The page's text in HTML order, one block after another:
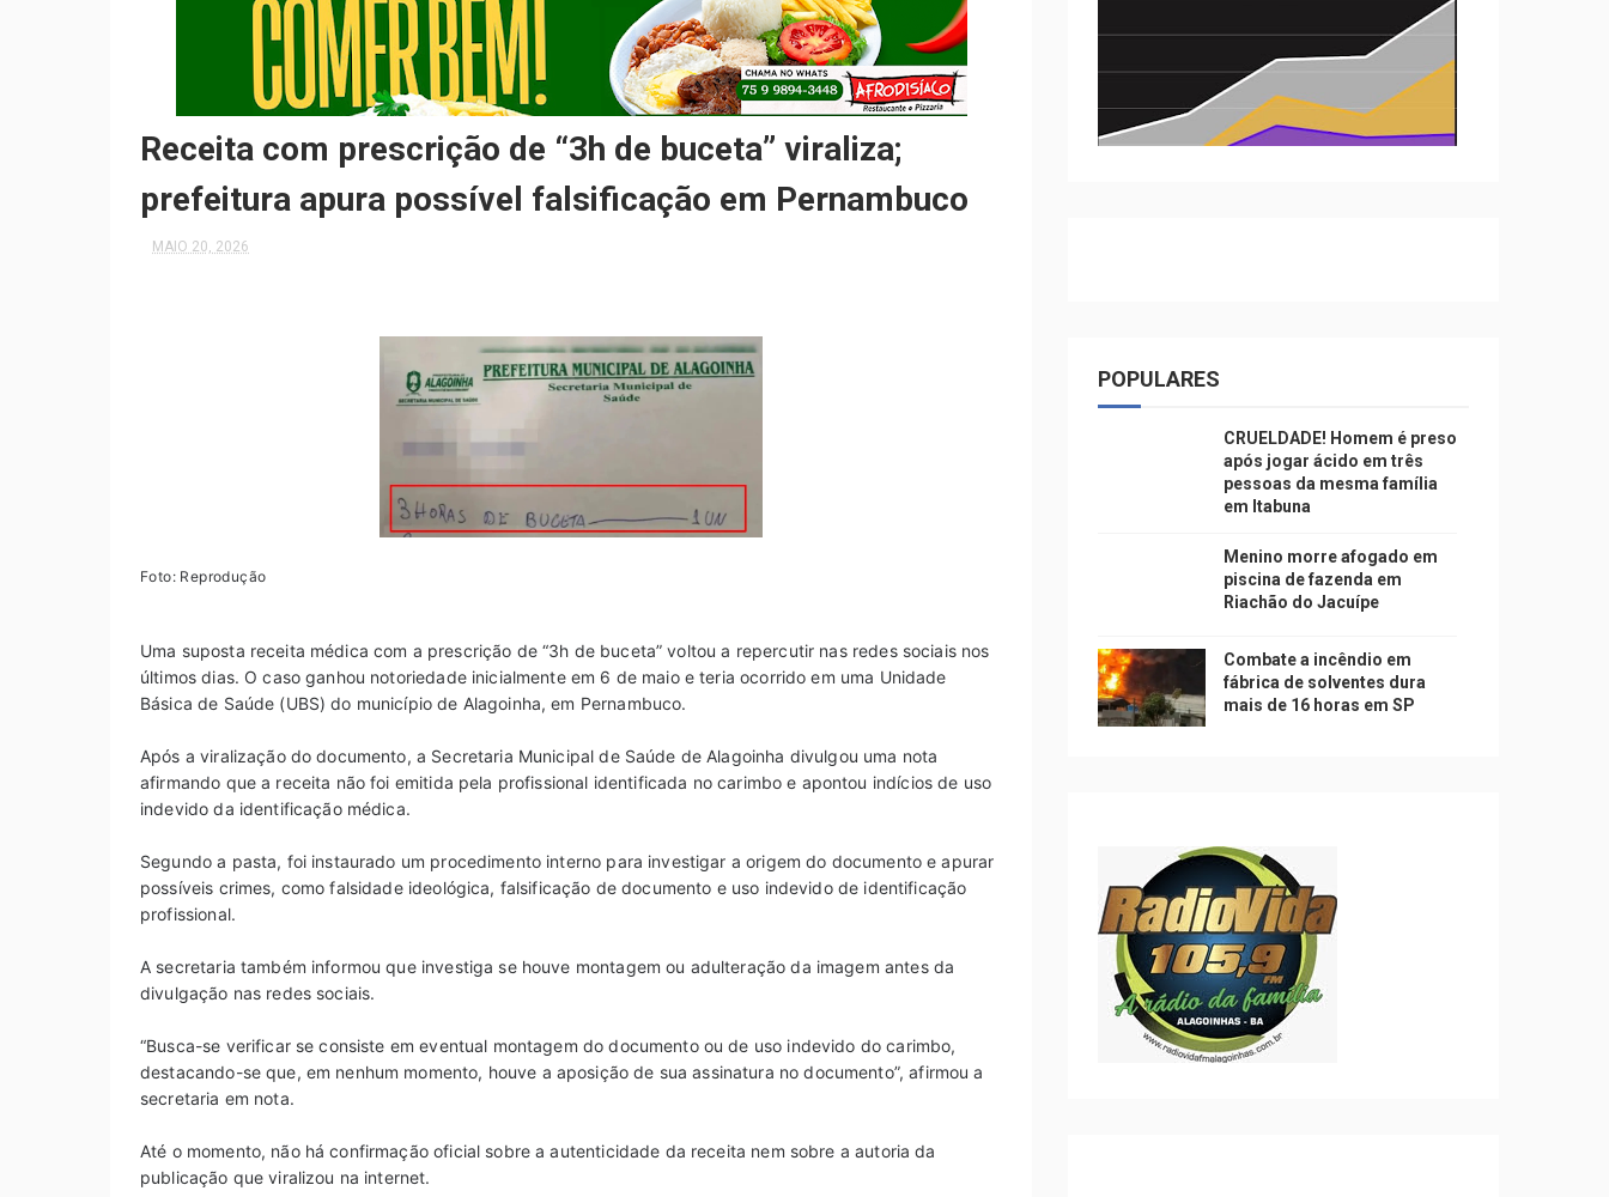
Receita com prescrição de “3h de buceta” viraliza;
prefeitura apura possível falsificação em Pernambuco
MAIO 20, 2026
Foto: Reprodução
Uma suposta receita médica com a prescrição de “3h de buceta” voltou a repercutir nas redes sociais nos
últimos dias. O caso ganhou notoriedade inicialmente em 6 de maio e teria ocorrido em uma Unidade
Básica de Saúde (UBS) do município de Alagoinha, em Pernambuco.
Após a viralização do documento, a Secretaria Municipal de Saúde de Alagoinha divulgou uma nota
afirmando que a receita não foi emitida pela profissional identificada no carimbo e apontou indícios de uso
indevido da identificação médica.
Segundo a pasta, foi instaurado um procedimento interno para investigar a origem do documento e apurar
possíveis crimes, como falsidade ideológica, falsificação de documento e uso indevido de identificação
profissional.
A secretaria também informou que investiga se houve montagem ou adulteração da imagem antes da
divulgação nas redes sociais.
“Busca-se verificar se consiste em eventual montagem do documento ou de uso indevido do carimbo,
destacando-se que, em nenhum momento, houve a aposição de sua assinatura no documento”, afirmou a
secretaria em nota.
Até o momento, não há confirmação oficial sobre a autenticidade da receita nem sobre a autoria da
publicação que viralizou na internet.
POPULARES
CRUELDADE! Homem é preso
após jogar ácido em três
pessoas da mesma família
em Itabuna
Menino morre afogado em
piscina de fazenda em
Riachão do Jacuípe
Combate a incêndio em
fábrica de solventes dura
mais de 16 horas em SP